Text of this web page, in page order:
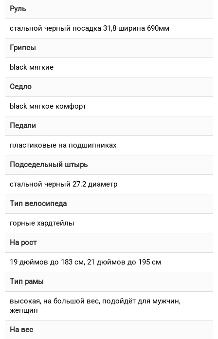
Руль
стальной черный посадка 31,8 ширина 690мм
Грипсы
black мягкие
Седло
black мягкое комфорт
Педали
пластиковые на подшипниках
Подседельный штырь
стальной черный 27.2 диаметр
Тип велосипеда
горные хардтейлы
На рост
19 дюймов до 183 см, 21 дюймов до 195 см
Тип рамы
высокая, на большой вес, подойдёт для мужчин,
женщин
На вес